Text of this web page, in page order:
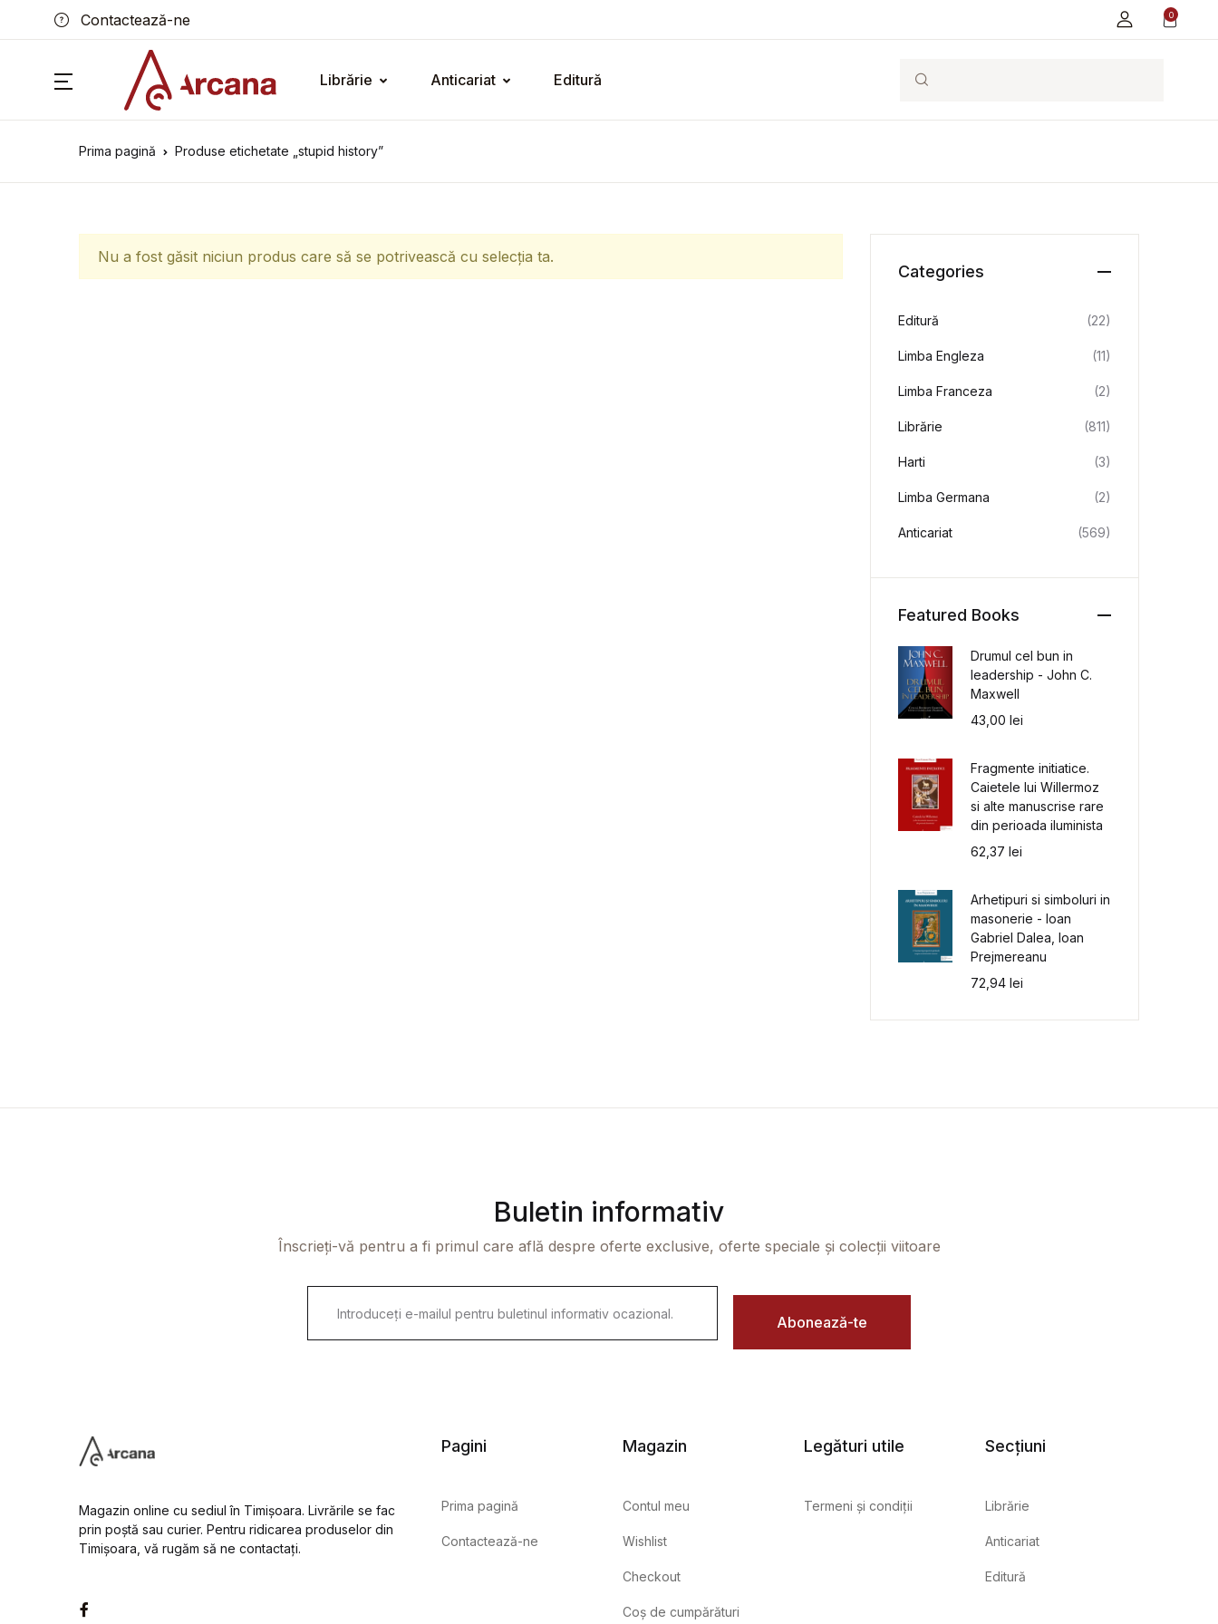
Contactează-ne 0
Librărie Anticariat Editură Search
Prima pagină Produse etichetate „stupid history”
Nu a fost găsit niciun produs care să se potrivească cu selecția ta.
Categories
Editură (22)
Limba Engleza (11)
Limba Franceza (2)
Librărie (811)
Harti (3)
Limba Germana (2)
Anticariat (569)
Featured Books
Drumul cel bun in
leadership - John C.
Maxwell
43,00lei
Fragmente initiatice.
Caietele lui Willermoz
si alte manuscrise rare
din perioada iluminista
62,37lei
Arhetipuri si simboluri in
masonerie - Ioan
Gabriel Dalea, Ioan
Prejmereanu
72,94lei
Buletin informativ
Înscrieți-vă pentru a fi primul care află despre oferte exclusive, oferte speciale și colecții viitoare
i
Abonează-te
Magazin online cu sediul în Timișoara. Livrările se fac
prin poștă sau curier. Pentru ridicarea produselor din
Timișoara, vă rugăm să ne contactați.
Pagini
Prima pagină
Contactează-ne
Magazin
Contul meu
Wishlist
Checkout
Coș de cumpărături
Legături utile
Termeni și condiții
Secțiuni
Librărie
Anticariat
Editură